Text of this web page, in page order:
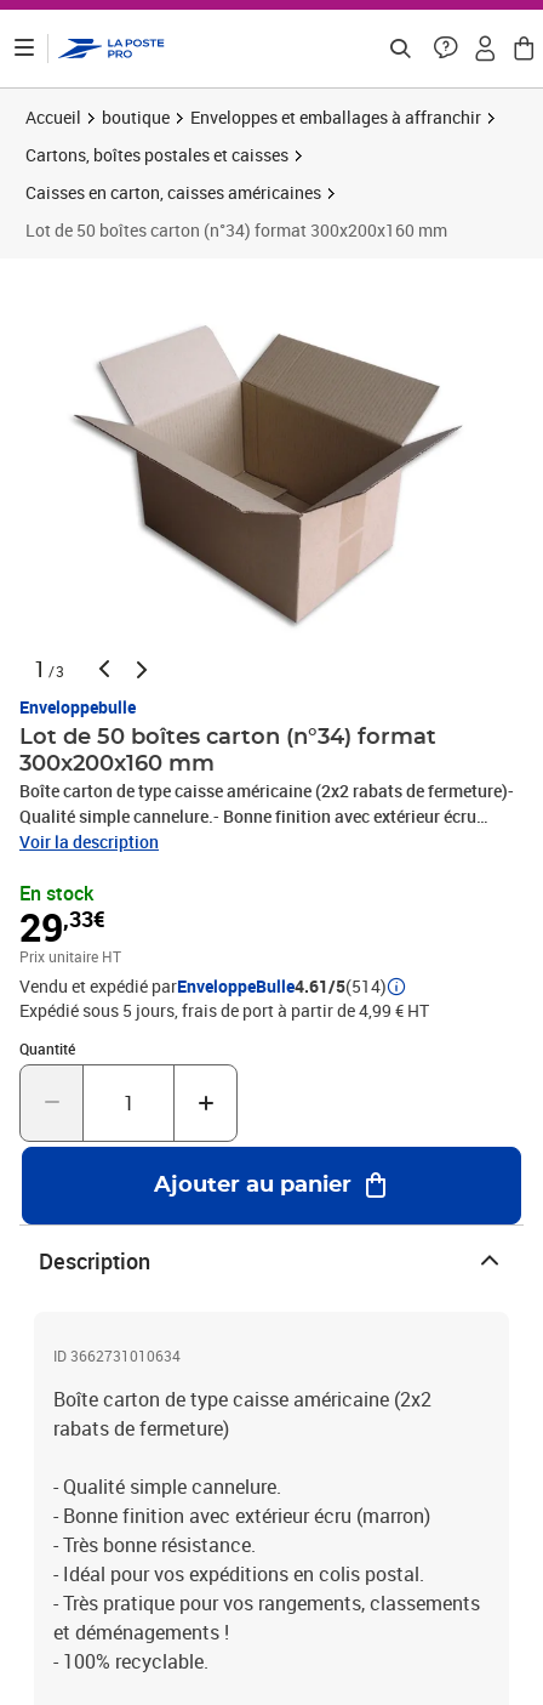
Accueil boutique
Enveloppes et emballages à affranchir
Cartons, boîtes postales et caisses
Caisses en carton, caisses américaines
Lot de 50 boîtes carton (n°34) format 300x200x160 mm
1 /3
Enveloppebulle
Lot de 50 boîtes carton (n°34) format
300x200x160 mm
Boîte carton de type caisse américaine (2x2 rabats de fermeture)-
Qualité simple cannelure.- Bonne finition avec extérieur écru
(marron)- Très bonne résistance.- Idéal pour vos expéditions en
déménagements !- 100% recyclable.- Livré à plat = gain de place
pour le stockage.Le meilleur rapport qualité/prix en terme de
protection et de résistance !*dimensions intérieures
Voir la description
En stock
29,33€
Prix unitaire HT
Vendu et expédié parEnveloppeBulle4.61/5(514)
Expédié sous 5 jours, frais de port à partir de 4,99 € HT
Quantité
Quantité : 1
Ajouter au panier
Description
ID 3662731010634
Boîte carton de type caisse américaine (2x2
rabats de fermeture)
- Qualité simple cannelure.
- Bonne finition avec extérieur écru (marron)
- Très bonne résistance.
- Idéal pour vos expéditions en colis postal.
- Très pratique pour vos rangements, classements
et déménagements !
- 100% recyclable.